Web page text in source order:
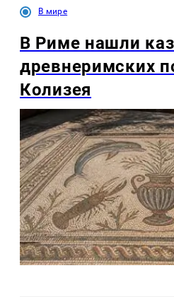
В мире
В Риме нашли
древнеримских
Колизея